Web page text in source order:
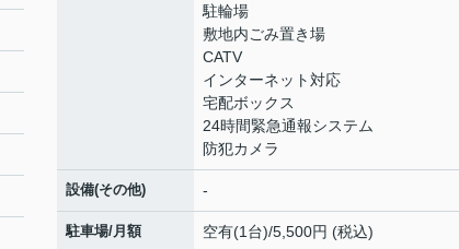
駐輪場
敷地内ごみ置き場
CATV
インターネット対応
宅配ボックス
24時間緊急通報システム
防犯カメラ
設備(その他) -
駐車場/月額 空有(1台)/5,500円 (税込)